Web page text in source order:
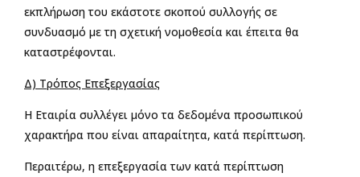
εκπλήρωση του εκάστοτε σκοπού συλλογής σε
συνδυασμό με τη σχετική νομοθεσία και έπειτα θα
καταστρέφονται.
Δ) Τρόπος Επεξεργασίας
Η Εταιρία συλλέγει μόνο τα δεδομένα προσωπικού
χαρακτήρα που είναι απαραίτητα, κατά περίπτωση.
Περαιτέρω, η επεξεργασία των κατά περίπτωση